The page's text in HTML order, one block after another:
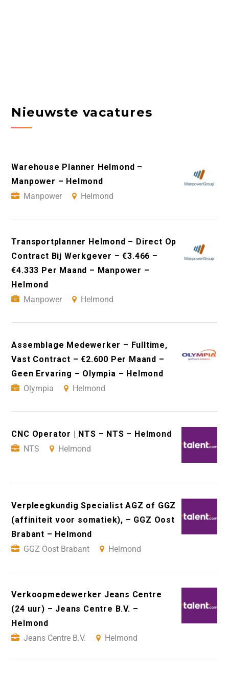
Nieuwste vacatures
Warehouse Planner Helmond –
Manpower – Helmond
Manpower
Helmond
Transportplanner Helmond – Direct Op
Contract Bij Werkgever – €3.466 –
€4.333 Per Maand – Manpower –
Helmond
Manpower
Helmond
Assemblage Medewerker – Fulltime,
Vast Contract – €2.600 Per Maand –
Geen Ervaring – Olympia – Helmond
Olympia
Helmond
CNC Operator | NTS – NTS – Helmond
NTS
Helmond
Verpleegkundig Specialist AGZ of GGZ
(affiniteit voor somatiek), – GGZ Oost
Brabant – Helmond
GGZ Oost Brabant
Helmond
Verkoopmedewerker Jeans Centre
(24 uur) – Jeans Centre B.V. –
Helmond
Jeans Centre B.V.
Helmond